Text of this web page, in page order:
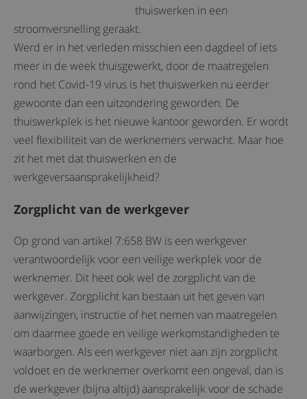
thuiswerken in een
stroomversnelling geraakt.
Werd er in het verleden misschien een dagdeel of iets
meer in de week thuisgewerkt, door de maatregelen
rond het Covid-19 virus is het thuiswerken nu eerder
gewoonte dan een uitzondering geworden. De
thuiswerkplek is het nieuwe kantoor geworden. Er wordt
veel flexibiliteit van de werknemers verwacht. Maar hoe
zit het met dat thuiswerken en de
werkgeversaansprakelijkheid?
Zorgplicht van de werkgever
Op grond van artikel 7:658 BW is een werkgever
verantwoordelijk voor een veilige werkplek voor de
werknemer. Dit heet ook wel de zorgplicht van de
werkgever. Zorgplicht kan bestaan uit het geven van
aanwijzingen, instructie of het nemen van maatregelen
om daarmee goede en veilige werkomstandigheden te
waarborgen. Als een werkgever niet aan zijn zorgplicht
voldoet en de werknemer overkomt een ongeval, dan is
de werkgever (bijna altijd) aansprakelijk voor de schade